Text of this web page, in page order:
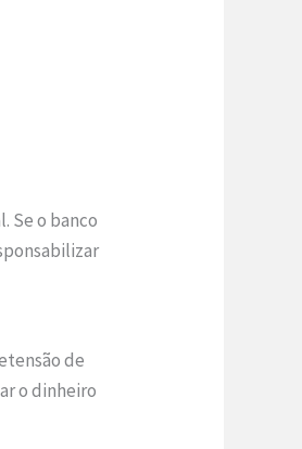
Se o banco
de
o dinheiro